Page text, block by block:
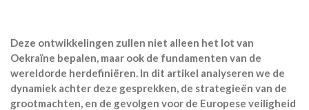
Deze ontwikkelingen zullen niet alleen het lot van
Oekraïne bepalen, maar ook de fundamenten van de
wereldorde herdefiniëren. In dit artikel analyseren we de
dynamiek achter deze gesprekken, de strategieën van de
grootmachten, en de gevolgen voor de Europese veiligheid